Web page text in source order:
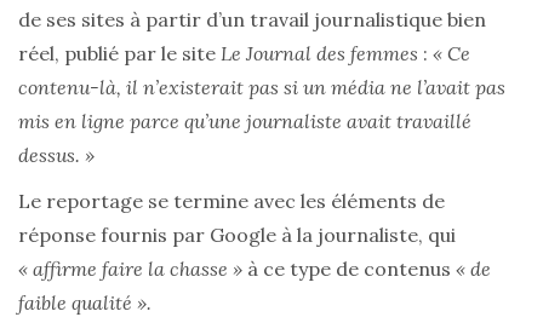
de ses sites à partir d’un travail journalistique bien
réel, publié par le site Le Journal des femmes : « Ce
contenu-là, il n’existerait pas si un média ne l’avait pas
mis en ligne parce qu’une journaliste avait travaillé
dessus. »
Le reportage se termine avec les éléments de
réponse fournis par Google à la journaliste, qui
« affirme faire la chasse » à ce type de contenus « de
faible qualité ».